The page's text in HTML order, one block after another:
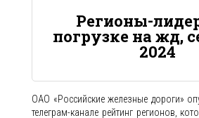
Регионы-
погрузке на жд,
2024
ОАО «Российские железные дороги»
телеграм-канале рейтинг регионов,